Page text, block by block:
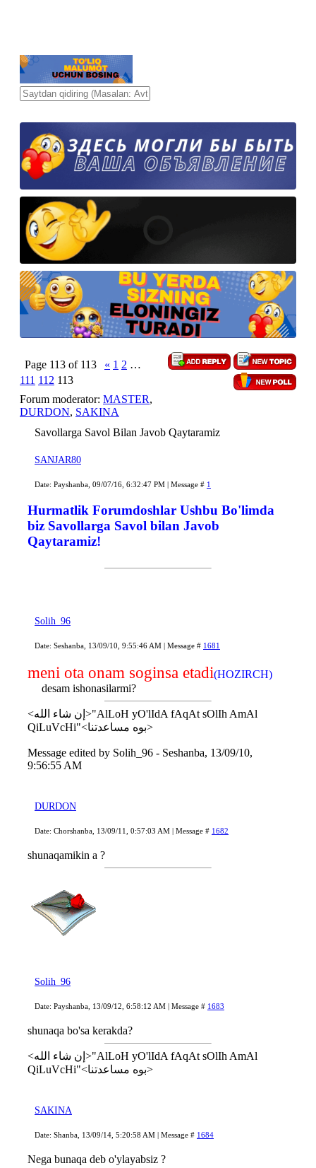
Page 113 of 113 « 1 2 …
111 112 113
Forum moderator: MASTER,
DURDON, SAKINA
Savollarga Savol Bilan Javob Qaytaramiz
SANJAR80
Date: Payshanba, 09/07/16, 6:32:47 PM | Message # 1
Hurmatlik Forumdoshlar Ushbu Bo'limda
biz Savollarga Savol bilan Javob
Qaytaramiz!
Solih_96
Date: Seshanba, 13/09/10, 9:55:46 AM | Message # 1681
meni ota onam soginsa etadi(HOZIRCH)
desam ishonasilarmi?
<إن شاء الله>"AlLoH yO'lIdA fAqAt sOlIh AmAl
QiLuVcHi"<بوه مساعدتنا>
Message edited by Solih_96 - Seshanba, 13/09/10,
9:56:55 AM
DURDON
Date: Chorshanba, 13/09/11, 0:57:03 AM | Message # 1682
shunaqamikin a ?
Solih_96
Date: Payshanba, 13/09/12, 6:58:12 AM | Message # 1683
shunaqa bo'sa kerakda?
<إن شاء الله>"AlLoH yO'lIdA fAqAt sOlIh AmAl
QiLuVcHi"<بوه مساعدتنا>
SAKINA
Date: Shanba, 13/09/14, 5:20:58 AM | Message # 1684
Nega bunaqa deb o'ylayabsiz ?